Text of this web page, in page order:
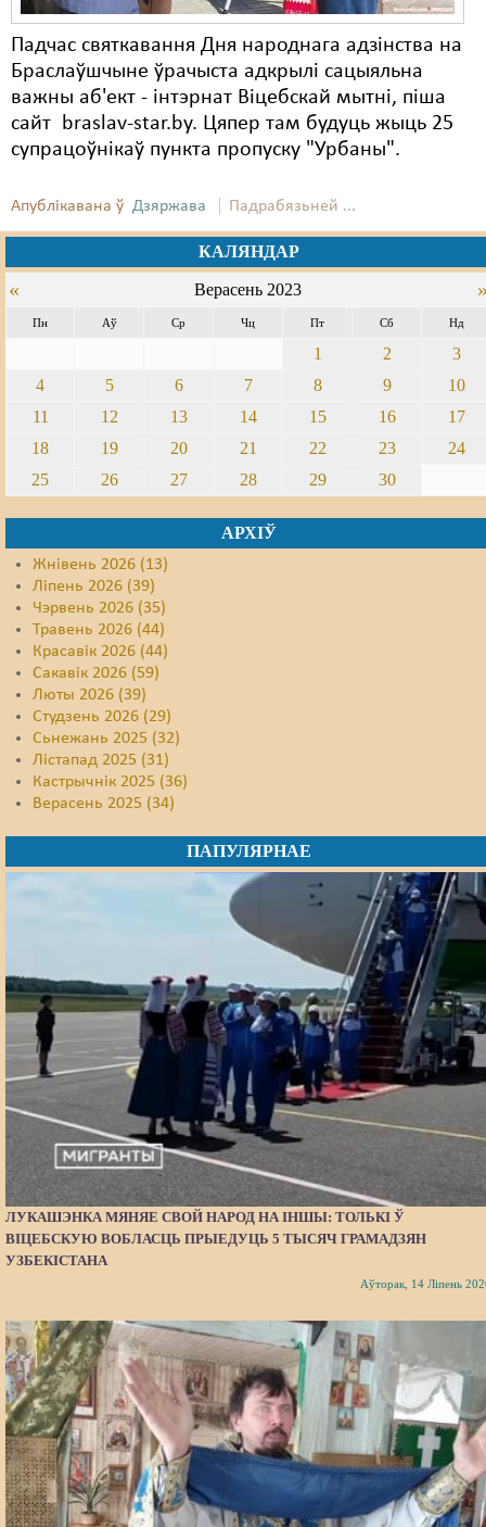
Падчас святкавання Дня народнага адзінства на
Браслаўшчыне ўрачыста адкрылі сацыяльна
важны аб'ект - інтэрнат Віцебскай мытні, піша
сайт braslav-star.by. Цяпер там будуць жыць 25
супрацоўнікаў пункта пропуску "Урбаны".
Апублікавана ў Дзяржава Падрабязьней ...
КАЛЯНДАР
« Верасень 2023
Пн Аў Ср Чц Пт Сб Нд
1 2
3
4
5 6 7 8 9
10
11
12 13 14 15 16
17
18
19 20 21 22 23
24
25
26 27 28 29 30
АРХІЎ
Жнівень 2026 (13)
Ліпень 2026 (39)
Чэрвень 2026 (35)
Травень 2026 (44)
Красавік 2026 (44)
Сакавік 2026 (59)
Люты 2026 (39)
Студзень 2026 (29)
Сьнежань 2025 (32)
Лістапад 2025 (31)
Кастрычнік 2025 (36)
Верасень 2025 (34)
ПАПУЛЯРНАЕ
ЛУКАШЭНКА МЯНЯЕ СВОЙ НАРОД НА ІНШЫ: ТОЛЬКІ Ў
ВІЦЕБСКУЮ ВОБЛАСЦЬ ПРЫЕДУЦЬ 5 ТЫСЯЧ ГРАМАДЗЯН
УЗБЕКІСТАНА
Аўторак, 14 Ліпень